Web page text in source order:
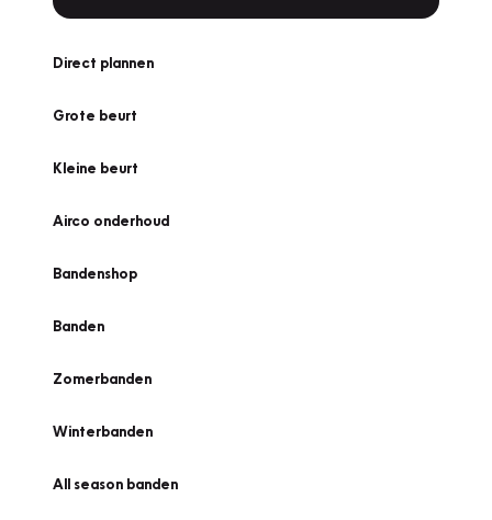
Direct plannen
Grote beurt
Kleine beurt
Airco onderhoud
Bandenshop
Banden
Zomerbanden
Winterbanden
All season banden